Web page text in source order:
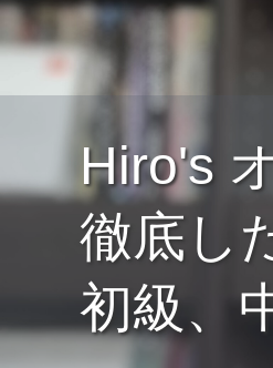
Hiro's
徹底し
初級、